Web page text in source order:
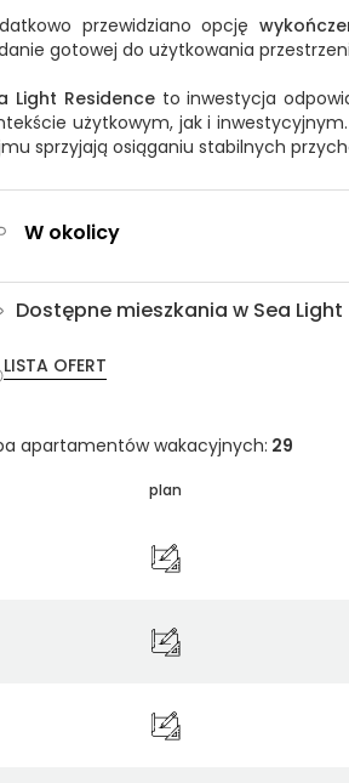
przewidziano opcję
gotowej do użytkowania
Light Residenceto inwestycja
użytkowym, jak i
sprzyjają osiąganiu stabilnych
W okolicy
Dostępne mieszkania w Sea Light
LISTA OFERT
apartamentów wakacyjnych: 29
plan